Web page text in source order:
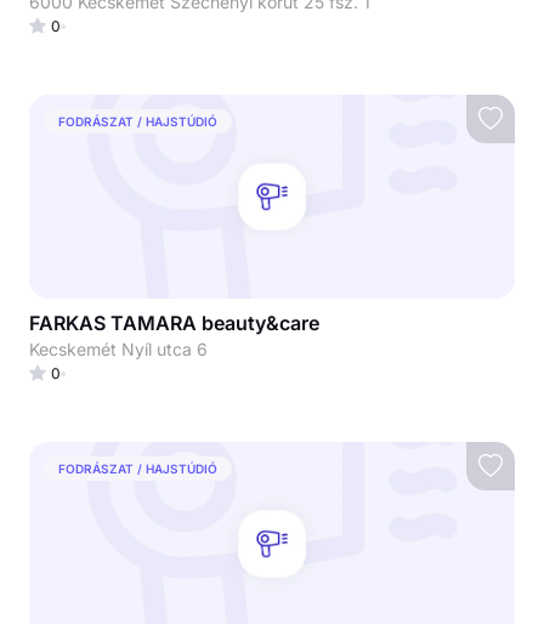
0
FODRÁSZAT / HAJSTÚDIÓ
FARKAS TAMARA beauty&care
Kecskemét Nyíl utca 6
0
FODRÁSZAT / HAJSTÚDIÓ